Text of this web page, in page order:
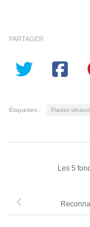
PARTAGER
Étiquettes : Plantes
Les 5